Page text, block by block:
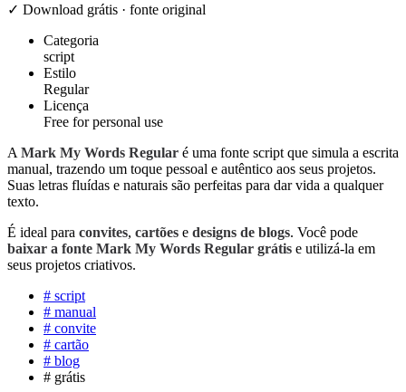
✓ Download grátis · fonte original
Categoria
script
Estilo
Regular
Licença
Free for personal use
A Mark My Words Regular é uma fonte script que simula a escrita
manual, trazendo um toque pessoal e autêntico aos seus projetos.
Suas letras fluídas e naturais são perfeitas para dar vida a qualquer
texto.
É ideal para convites, cartões e designs de blogs. Você pode
baixar a fonte Mark My Words Regular grátis e utilizá-la em
seus projetos criativos.
# script
# manual
# convite
# cartão
# blog
# grátis